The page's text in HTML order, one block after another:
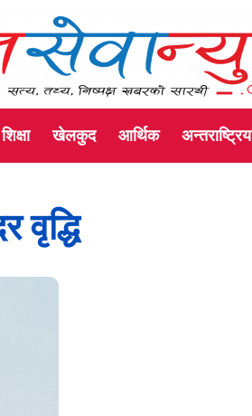
शिक्षा खेलकुद आर्थिक अन्तराष्ट्रिय
वृद्धि